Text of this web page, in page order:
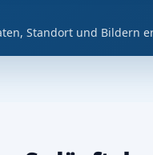
Standort und Bildern